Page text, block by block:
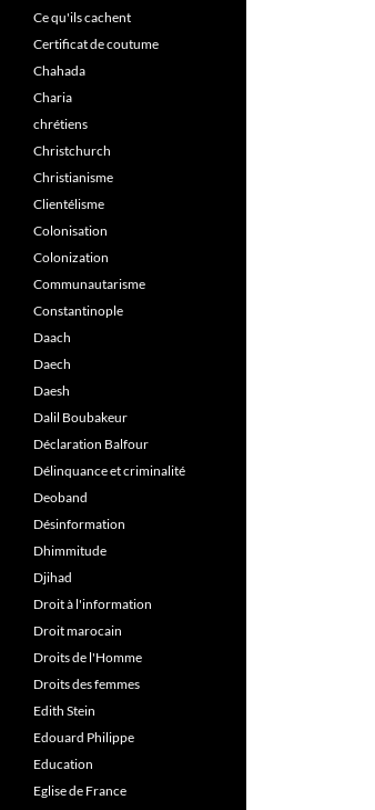
Ce qu'ils cachent
Certificat de coutume
Chahada
Charia
chrétiens
Christchurch
Christianisme
Clientélisme
Colonisation
Colonization
Communautarisme
Constantinople
Daach
Daech
Daesh
Dalil Boubakeur
Déclaration Balfour
Délinquance et criminalité
Deoband
Désinformation
Dhimmitude
Djihad
Droit à l'information
Droit marocain
Droits de l'Homme
Droits des femmes
Edith Stein
Edouard Philippe
Education
Eglise de France